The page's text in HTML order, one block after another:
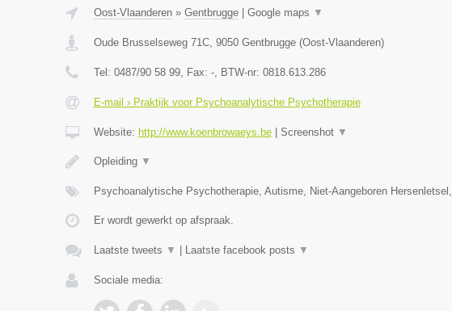
Oost-Vlaanderen» Gentbrugge| Google maps ▼
Oude Brusselseweg 71C, 9050 Gentbrugge(Oost-Vlaanderen)
Tel: 0487/90 58 99, Fax: -, BTW-nr: 0818.613.286
E-mail › Praktijk voor Psychoanalytische Psychotherapie
Website: http://www.koenbrowaeys.be| Screenshot ▼
Opleiding ▼
Psychoanalytische Psychotherapie, Autisme, Niet-Aangeboren Hersenletsel,
Er wordt gewerkt op afspraak.
Laatste tweets ▼ Laatste facebook posts ▼
Sociale media: